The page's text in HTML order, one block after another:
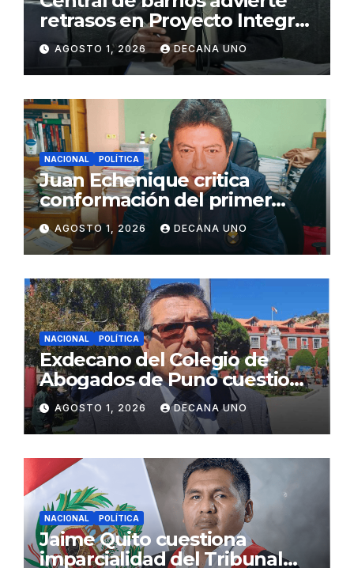
retrasos en Proyecto Integral
de Agua y Alcantarillado para
Juliaca
AGOSTO 1, 2026 DECANA UNO
NACIONAL POLÍTICA
Juan Echenique critica
conformación del primer
gabinete ministerial de Keiko
Fujimori
AGOSTO 1, 2026 DECANA UNO
NACIONAL POLÍTICA
Exdecano del Colegio de
Abogados de Puno cuestiona
propuestas sobre seguridad
ciudadana
AGOSTO 1, 2026 DECANA UNO
NACIONAL POLÍTICA
Jaime Quito cuestiona
imparcialidad del Tribunal